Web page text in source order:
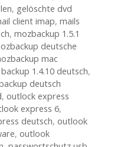
, gelöschte dvd
client imap, mails
, mozbackup 1.5.1
deutsche
mac
1.4.10 deutsch,
deutsch
, outlock express
express 6,
deutsch, outlook
, outlook